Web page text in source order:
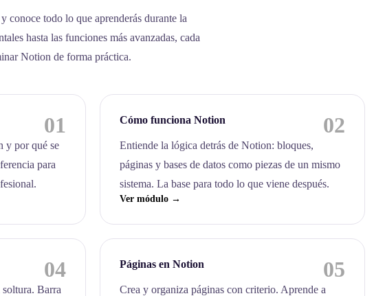
conoce todo lo que aprenderás durante la
hasta las funciones más avanzadas, cada
Notion de forma práctica.
01
y por qué se
para
Cómo funciona Notion 02
Entiende la lógica detrás de Notion: bloques,
páginas y bases de datos como piezas de un mismo
sistema. La base para todo lo que viene después.
Ver módulo →
04
Barra
Páginas en Notion 05
Crea y organiza páginas con criterio. Aprende a